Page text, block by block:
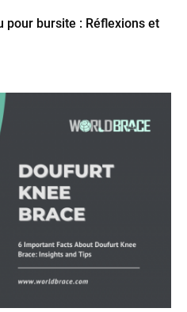
pour bursite : Réflexions et